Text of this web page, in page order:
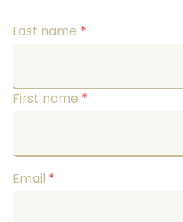
Last name *
First name *
Email *